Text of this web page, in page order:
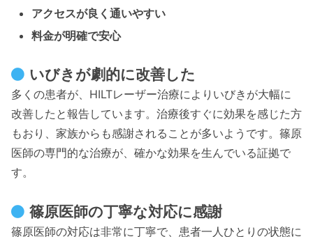
アクセスが良く通いやすい
料金が明確で安心
いびきが劇的に改善した
多くの患者が、HILTレーザー治療によりいびきが大幅に
改善したと報告しています。治療後すぐに効果を感じた方
もおり、家族からも感謝されることが多いようです。篠原
医師の専門的な治療が、確かな効果を生んでいる証拠で
す。
篠原医師の丁寧な対応に感謝
篠原医師の対応は非常に丁寧で、患者一人ひとりの状態に